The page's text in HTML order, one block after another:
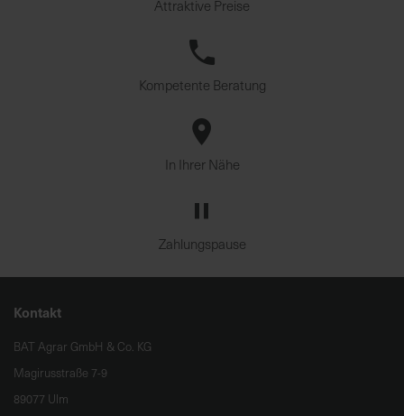
Attraktive Preise
Kompetente Beratung
In Ihrer Nähe
Zahlungspause
Kontakt
BAT Agrar GmbH & Co. KG
Magirusstraße 7-9
89077 Ulm